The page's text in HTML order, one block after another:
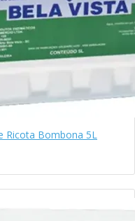
Ricota Bombona 5L